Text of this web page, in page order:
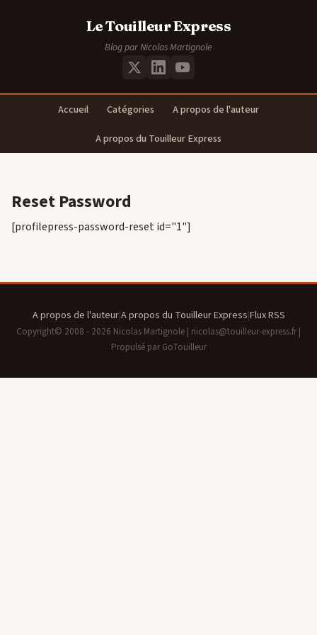
Le Touilleur Express
Blog par Nicolas Martignole
Accueil Catégories
A propos de l'auteur
A propos du Touilleur Express
Reset Password
[profilepress-password-reset id="1"]
A propos de l'auteur|A propos du Touilleur Express|Flux RSS
Copyright© 2008 - 2026 Nicolas Martignole | nicolas@touilleur-express.fr |
Propulsé par GoTouilleur